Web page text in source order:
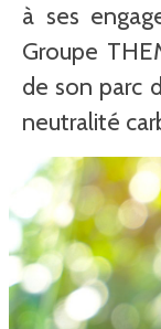
à ses
Groupe
de son parc
neutralité